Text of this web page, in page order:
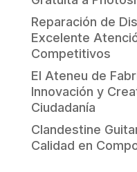
Reparación de
Excelente
Competitivos
El Ateneu de
Innovación y
Ciudadanía
Clandestine
Calidad en